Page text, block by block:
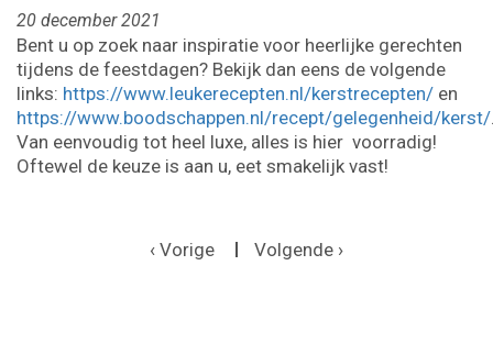
20 december 2021
Bent u op zoek naar inspiratie voor heerlijke gerechten
tijdens de feestdagen? Bekijk dan eens de volgende
links: https://www.leukerecepten.nl/kerstrecepten/ en
https://www.boodschappen.nl/recept/gelegenheid/kerst/
Van eenvoudig tot heel luxe, alles is hier voorradig!
Oftewel de keuze is aan u, eet smakelijk vast!
‹ Vorige Volgende ›